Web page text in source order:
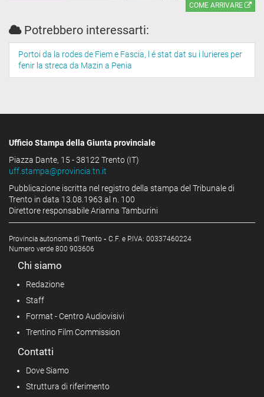
COME ARRIVARE
Potrebbero interessarti:
Portoi da la rodes de Fiem e Fascia, l é stat dat su i lurieres per
fenir la streca da Mazin a Penia
Ufficio Stampa della Giunta provinciale
Piazza Dante, 15 - 38122 Trento (IT)
uff.stampa@provincia.tn.it
Pubblicazione iscritta nel registro della stampa del Tribunale di
Trento in data 13.08.1963 al n. 100
Direttore responsabile Arianna Tamburini
Provincia autonoma di Trento - C.F. e P.IVA: 00337460224
Numero verde 800 903606
Chi siamo
Redazione
Staff
Format - Centro Audiovisivi
Trentino Film Commission
Contatti
Dove Siamo
Struttura di riferimento